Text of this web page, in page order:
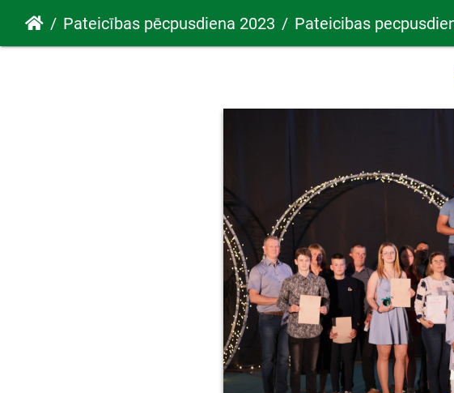
Pateicības pēcpusdiena 2023 Pateicibas